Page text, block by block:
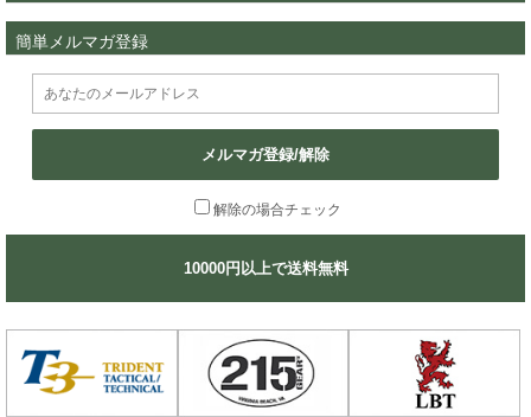
簡単メルマガ登録
メルマガ登録/解除
解除の場合チェック
10000円以上で送料無料